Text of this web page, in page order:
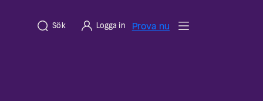
Sök Logga in Prova nu